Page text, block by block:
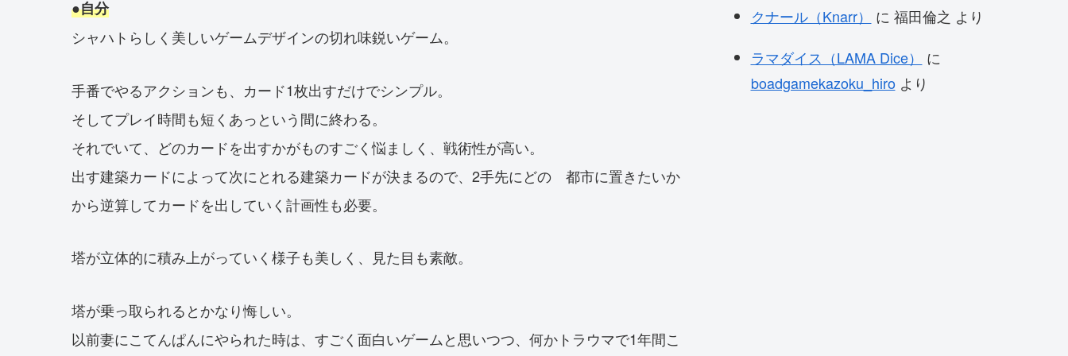
●自分
シャハトらしく美しいゲームデザインの切れ味鋭いゲーム。
手番でやるアクションも、カード1枚出すだけでシンプル。
そしてプレイ時間も短くあっという間に終わる。
それでいて、どのカードを出すかがものすごく悩ましく、戦術性が高い。
出す建築カードによって次にとれる建築カードが決まるので、2手先にどの 都市に置きたいか
から逆算してカードを出していく計画性も必要。
塔が立体的に積み上がっていく様子も美しく、見た目も素敵。
塔が乗っ取られるとかなり悔しい。
以前妻にこてんぱんにやられた時は、すごく面白いゲームと思いつつ、何かトラウマで1年間こ
クナール（Knarr） に 福田倫之 より
ラマダイス（LAMA Dice）
に
boadgamekazoku_hiroより